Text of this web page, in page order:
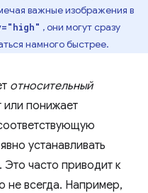
важные изображения в
, они могут сразу
намного быстрее.
относительный
или понижает
устанавливать
. Это часто приводит к
не всегда. Например,